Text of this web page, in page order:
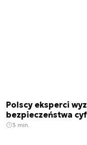
Polscy eksperci
bezpieczeństwa
3 min.